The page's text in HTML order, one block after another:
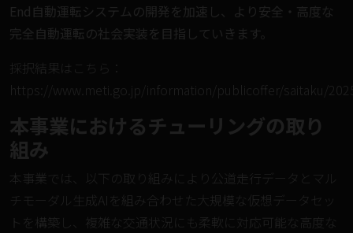
End自動運転システムの開発を加速し、より安全・高度な
完全自動運転の社会実装を目指していきます。
採択結果はこちら：
https://www.meti.go.jp/information/publicoffer/saitaku/
本事業におけるチューリングの取り
組み
本事業では、以下の取り組みにより公道走行データとマル
チモーダル生成AIを組み合わせた大規模な仮想データセッ
トを構築し、複雑な交通状況にも柔軟に対応可能な高度な